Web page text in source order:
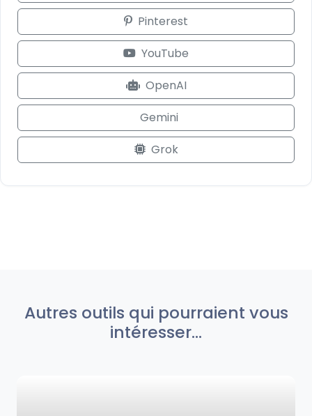
Pinterest
YouTube
OpenAI
Gemini
Grok
Autres outils qui pourraient vous
intéresser...